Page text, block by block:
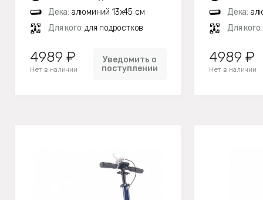
Дека: алюминий 13х45 см
Для кого: для подростков
4989 ₽
Нет в наличии
Уведомить о
поступлении
Дека:
Для кого:
4989 ₽
Нет в наличии